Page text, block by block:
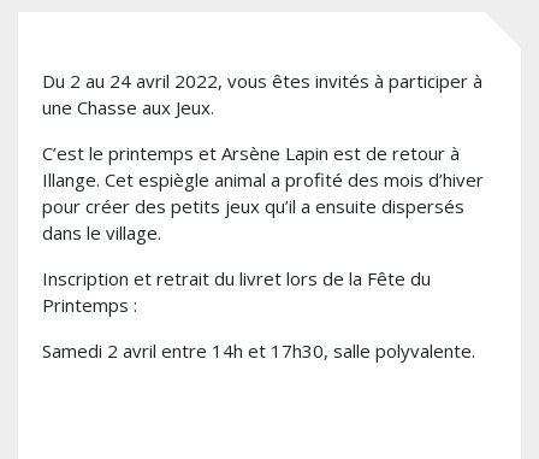
Du 2 au 24 avril 2022, vous êtes invités à participer à
une Chasse aux Jeux.
C’est le printemps et Arsène Lapin est de retour à
Illange. Cet espiègle animal a profité des mois d’hiver
pour créer des petits jeux qu’il a ensuite dispersés
dans le village.
Inscription et retrait du livret lors de la Fête du
Printemps :
Samedi 2 avril entre 14h et 17h30, salle polyvalente.